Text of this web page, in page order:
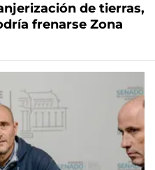
de tierras,
frenarse Zona